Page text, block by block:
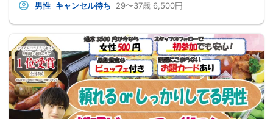
男性 キャンセル待ち 29〜37歳 6,500円